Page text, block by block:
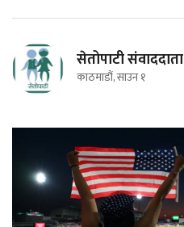
सेतोपाटी संवाददाता
काठमाडौं, साउन १